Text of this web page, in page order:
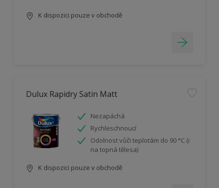
K dispozici pouze v obchodě
Dulux Rapidry Satin Matt
Nezapáchá
Rychleschnoucí
Odolnost vůči teplotám do 90 °C (i
na topná tělesa)
K dispozici pouze v obchodě